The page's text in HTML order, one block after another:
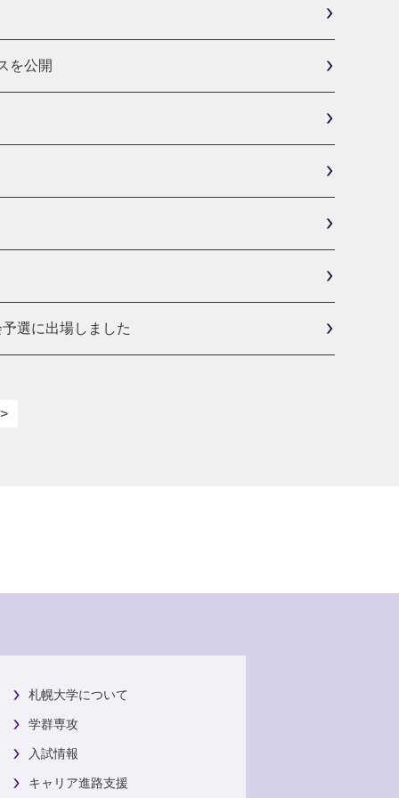
を公開
選に出場しました
>
札幌大学について
学群専攻
入試情報
キャリア進路支援